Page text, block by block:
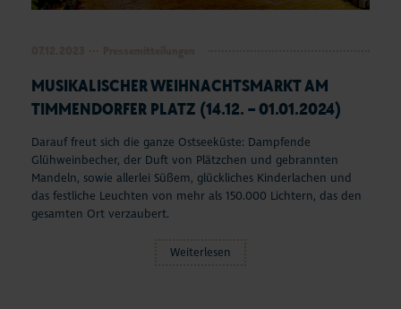
MUSIKALISCHER WEIHNACHTSMARKT AM
TIMMENDORFER PLATZ (14.12. – 01.01.2024)
Darauf freut sich die ganze Ostseeküste: Dampfende
Glühweinbecher, der Duft von Plätzchen und gebrannten
Mandeln, sowie allerlei Süßem, glückliches Kinderlachen und
das festliche Leuchten von mehr als 150.000 Lichtern, das den
gesamten Ort verzaubert.
Weiterlesen